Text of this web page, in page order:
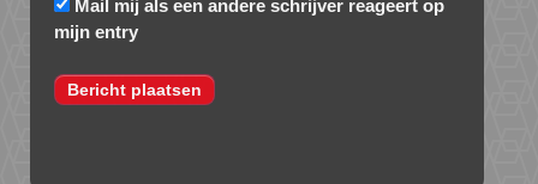
Mail mij als een andere schrijver reageert op
mijn entry